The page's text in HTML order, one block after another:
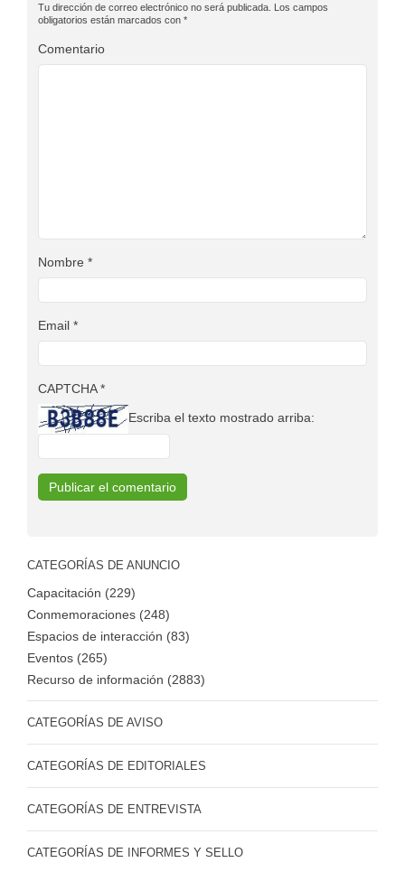
Tu dirección de correo electrónico no será publicada. Los campos
obligatorios están marcados con *
Comentario
Nombre *
Email *
CAPTCHA*
Escriba el texto mostrado arriba:
CATEGORÍAS DE ANUNCIO
Capacitación (229)
Conmemoraciones (248)
Espacios de interacción (83)
Eventos (265)
Recurso de información (2883)
CATEGORÍAS DE AVISO
CATEGORÍAS DE EDITORIALES
CATEGORÍAS DE ENTREVISTA
CATEGORÍAS DE INFORMES Y SELLO